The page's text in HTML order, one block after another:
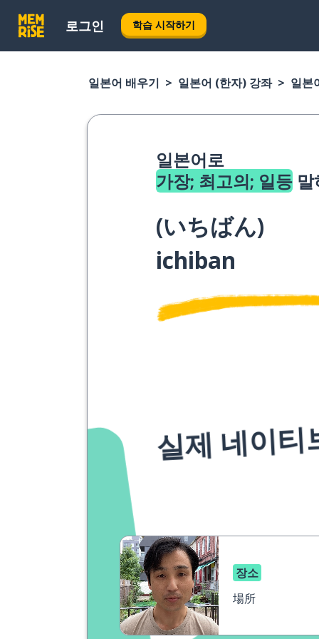
로그인 학습 시작하기
일본어 배우기 일본어 (한자) 강좌 일본
일본어로
가장; 최고의; 일등
(いちばん)
ichiban
실제 네이
장소
場所